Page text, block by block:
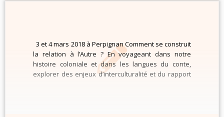
3 et 4 mars 2018 à Perpignan Comment se construit
la relation à l’Autre ? En voyageant dans notre
histoire coloniale et dans les langues du conte,
explorer des enjeux d’interculturalité et du rapport